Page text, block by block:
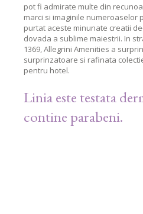
pot fi admirate multe din
marci si imaginile numeroaselor
purtat aceste minunate creatii
dovada a sublime maiestrii. In
1369, Allegrini Amenities a
surprinzatoare si rafinata
pentru hotel.
Linia este testata
contine parabeni.